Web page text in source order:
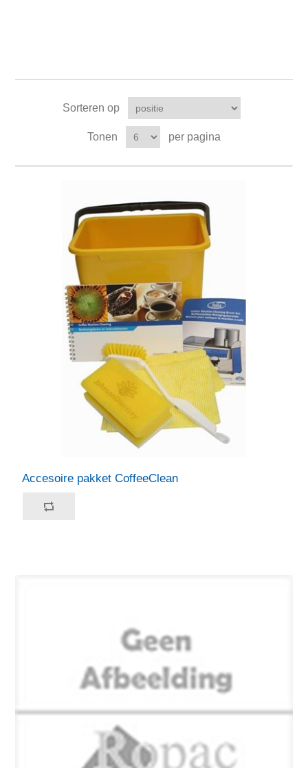
Sorteren op
Tonen per pagina
Accesoire pakket CoffeeClean